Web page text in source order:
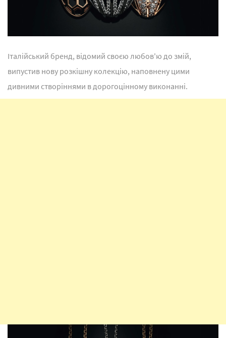
Італійський бренд, відомий своєю любов'ю до змій,
випустив нову розкішну колекцію, наповнену цими
дивними створіннями в дорогоцінному виконанні.